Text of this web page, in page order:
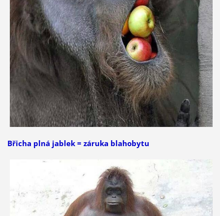
Břicha plná jablek = záruka blahobytu